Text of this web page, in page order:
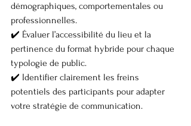
démographiques, comportementales ou
professionnelles.
✔️ Évaluer l’accessibilité du lieu et la
pertinence du format hybride pour chaque
typologie de public.
✔️ Identifier clairement les freins
potentiels des participants pour adapter
votre stratégie de communication.